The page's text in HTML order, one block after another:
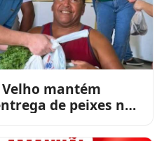
mantém
de peixes na